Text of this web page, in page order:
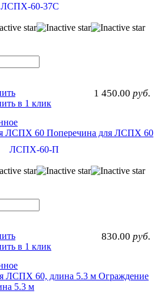
ЛСПХ-60-37С
1 450.00 руб.
в 1 клик
Поперечина для ЛСПХ 60
ЛСПХ-60-П
830.00 руб.
в 1 клик
Ограждение
5.3 м